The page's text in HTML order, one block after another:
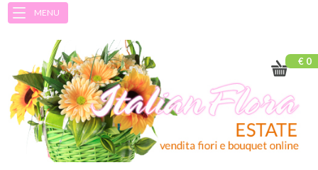
MENU
€ 0